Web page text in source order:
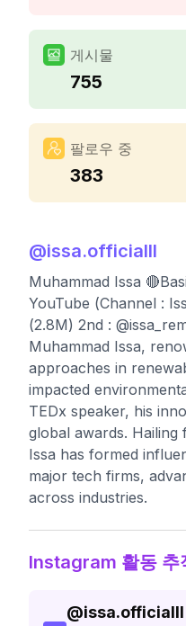
게시물
755
팔로우 중
383
@issa.officialll
Muhammad Issa
YouTube (Channel :
(2.8M) 2nd :
Muhammad Issa,
approaches in
impacted
TEDx speaker, his
global awards.
Issa has formed
major tech firms,
across industries.
Instagram 활동 추
@issa.officialll